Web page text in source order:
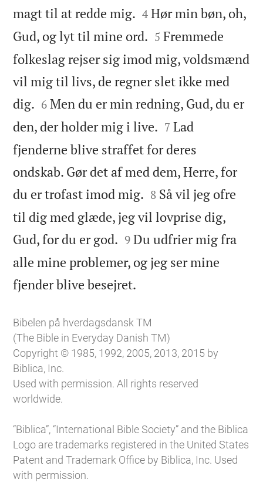
magt til at redde mig. 

4 Hør min bøn, oh,
Gud, og lyt til mine ord. 

5 Fremmede
folkeslag rejser sig imod mig, voldsmænd
vil mig til livs, de regner slet ikke med
dig. 

6 Men du er min redning, Gud, du er
den, der holder mig i live. 

7 Lad
fjenderne blive straffet for deres
ondskab. Gør det af med dem, Herre, for
du er trofast imod mig. 

8 Så vil jeg ofre
til dig med glæde, jeg vil lovprise dig,
Gud, for du er god. 

9 Du udfrier mig fra
alle mine problemer, og jeg ser mine
fjender blive besejret.
Bibelen på hverdagsdansk TM
(The Bible in Everyday Danish TM)
Copyright © 1985, 1992, 2005, 2013, 2015 by
Biblica, Inc.
Used with permission. All rights reserved
worldwide.
“Biblica”, “International Bible Society” and the Biblica
Logo are trademarks registered in the United States
Patent and Trademark Office by Biblica, Inc. Used
with permission.